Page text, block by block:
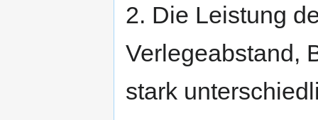
2. Die Leistung
Verlegeabstand,
stark